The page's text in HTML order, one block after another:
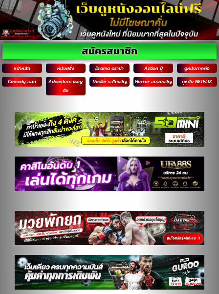
หน้าหลัก หนังฝรั่ง Drama ดราม่า Action บู๊
ดูหนังภาคต่อ
Comedy ตลก
Adventure ผจญ
ภัย
Thriller ระทึกขวัญ Horror สยองขวัญ ดูหนัง NETFLIX
สมัครสมาชิก